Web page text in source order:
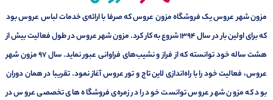
مزون شهر عروس یک فروشگاه مزون عروس که صرفا با ارائه‌ی خدمات لباس عروس بود
که برای اولین بار در سال 1394 شروع به کار کرد. مزون شهر عروس در طول فعالیت بیش از
هشت ساله خود توانسته که از فراز و نشیب‌های فراوانی عبور نماید. سال ۹۷ مزون شهر
عروس، فعالیت خود را با راه‌اندازی لاین تاج و تور عروس آغاز نمود. تقریبا در همان دوران
بود که مزون شهر عروس توانست خود را در زمره‌ی فروشگاه های تخصصی عروس در